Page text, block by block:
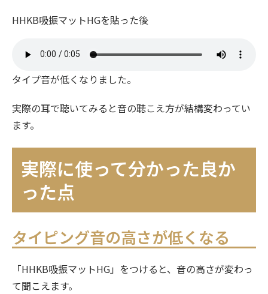
HHKB吸振マットHGを貼った後
タイプ音が低くなりました。
実際の耳で聴いてみると音の聴こえ方が結構変わってい
ます。
実際に使って分かった良か
った点
タイピング音の高さが低くなる
「HHKB吸振マットHG」をつけると、音の高さが変わっ
て聞こえます。